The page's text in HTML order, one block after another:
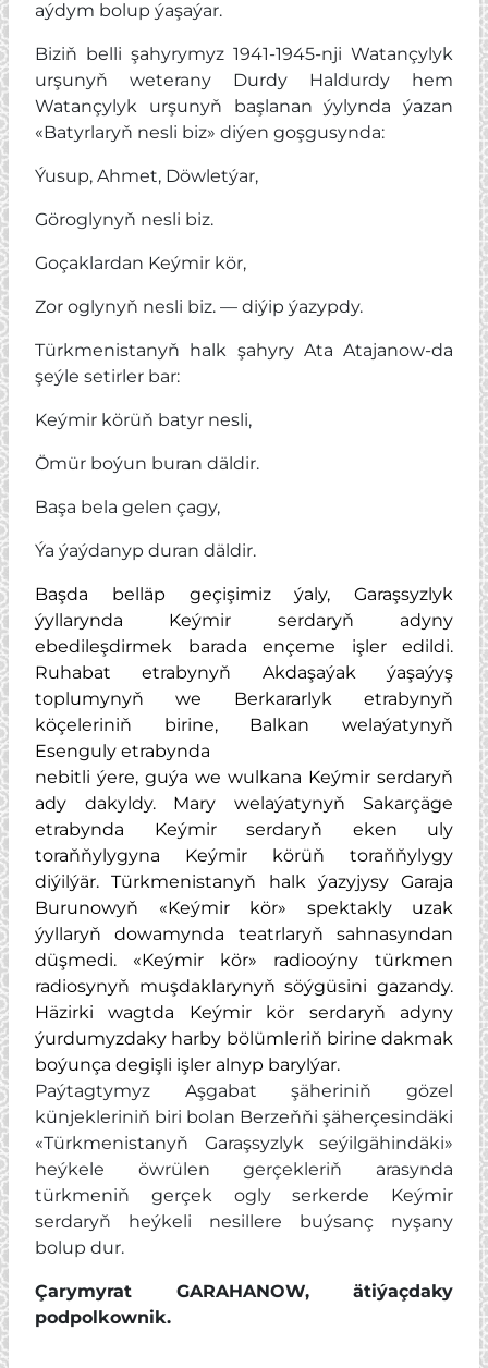
aýdym bolup ýaşaýar.
Biziň belli şahyrymyz 1941-1945-nji Watançylyk
urşunyň weterany Durdy Haldurdy hem
Watançylyk urşunyň başlanan ýylynda ýazan
«Batyrlaryň nesli biz» diýen goşgusynda:
Ýusup, Ahmet, Döwletýar,
Göroglynyň nesli biz.
Goçaklardan Keýmir kör,
Zor oglynyň nesli biz. — diýip ýazypdy.
Türkmenistanyň halk şahyry Ata Atajanow-da
şeýle setirler bar:
Keýmir körüň batyr nesli,
Ömür boýun buran däldir.
Başa bela gelen çagy,
Ýa ýaýdanyp duran däldir.
Başda belläp geçişimiz ýaly, Garaşsyzlyk
ýyllarynda Keýmir serdaryň adyny
ebedileşdirmek barada ençeme işler edildi.
Ruhabat etrabynyň Akdaşaýak ýaşaýyş
toplumynyň we Berkararlyk etrabynyň
köçeleriniň birine, Balkan welaýatynyň
Esenguly etrabynda
nebitli ýere, guýa we wulkana Keýmir serdaryň
ady dakyldy. Mary welaýatynyň Sakarçäge
etrabynda Keýmir serdaryň eken uly
toraňňylygyna Keýmir körüň toraňňylygy
diýilýär. Türkmenistanyň halk ýazyjysy Garaja
Burunowyň «Keýmir kör» spektakly uzak
ýyllaryň dowamynda teatrlaryň sahnasyndan
düşmedi. «Keýmir kör» radiooýny türkmen
radiosynyň muşdaklarynyň söýgüsini gazandy.
Häzirki wagtda Keýmir kör serdaryň adyny
ýurdumyzdaky harby bölümleriň birine dakmak
boýunça degişli işler alnyp barylýar.
Paýtagtymyz Aşgabat şäheriniň gözel
künjekleriniň biri bolan Berzeňňi şäherçesindäki
«Türkmenistanyň Garaşsyzlyk seýilgähindäki»
heýkele öwrülen gerçekleriň arasynda
türkmeniň gerçek ogly serkerde Keýmir
serdaryň heýkeli nesillere buýsanç nyşany
bolup dur.
Çarymyrat GARAHANOW, ätiýaçdaky
podpolkownik.